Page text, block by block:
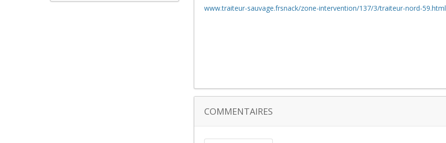
www.traiteur-sauvage.frsnack/zone-intervention/137/3/traiteur-nord-59.html
COMMENTAIRES